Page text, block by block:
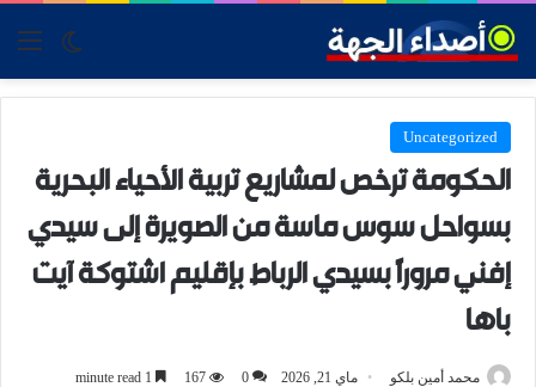
skin
Uncategorized
الحكومة ترخص لمشاريع تربية الأحياء البحرية
بسواحل سوس ماسة من الصويرة إلى سيدي
إفني مروراً بسيدي الرباط بإقليم اشتوكة آيت
باها
محمد أمين بلكو ماي 21, 2026 0
167